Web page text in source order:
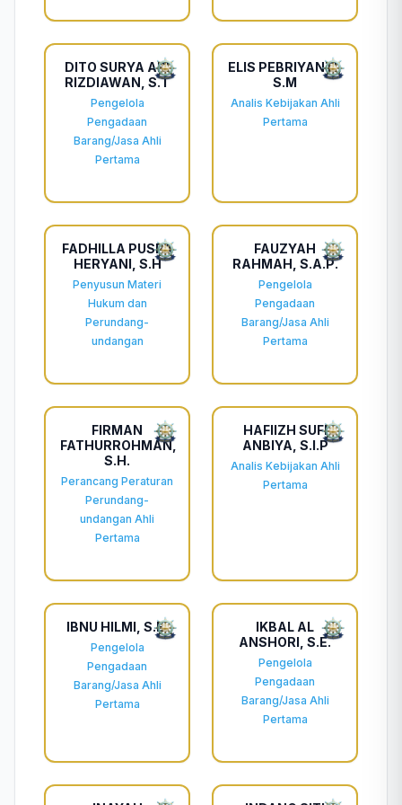
DITO SURYA ARI
RIZDIAWAN, S.T
Pengelola
Pengadaan
Barang/Jasa Ahli
Pertama
ELIS PEBRIYANTI,
S.M
Analis Kebijakan Ahli
Pertama
FADHILLA PUSPA
HERYANI, S.H
Penyusun Materi
Hukum dan
Perundang-
undangan
FAUZYAH
RAHMAH, S.A.P.
Pengelola
Pengadaan
Barang/Jasa Ahli
Pertama
FIRMAN
FATHURROHMAN,
S.H.
Perancang Peraturan
Perundang-
undangan Ahli
Pertama
HAFIIZH SUFI
ANBIYA, S.I.P
Analis Kebijakan Ahli
Pertama
IBNU HILMI, S.E.
Pengelola
Pengadaan
Barang/Jasa Ahli
Pertama
IKBAL AL
ANSHORI, S.E.
Pengelola
Pengadaan
Barang/Jasa Ahli
Pertama